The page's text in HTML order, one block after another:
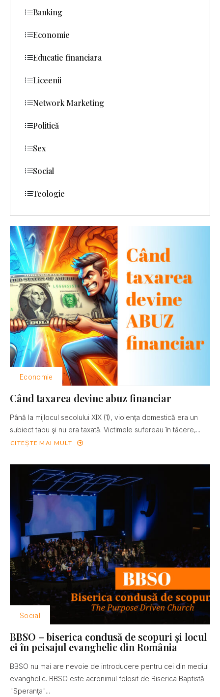
Economie
Când taxarea devine abuz financiar
Până la mijlocul secolului XIX (1), violenţa domestică era un
subiect tabu şi nu era taxată. Victimele sufereau în tăcere,...
CITEȘTE MAI MULT
Social
BBSO – biserica condusă de scopuri şi locul
ei în peisajul evanghelic din România
BBSO nu mai are nevoie de introducere pentru cei din mediul
evanghelic. BBSO este acronimul folosit de Biserica Baptistă
"Speranţa"...
Banking
Economie
Educatie financiara
Liceenii
Network Marketing
Politică
Sex
Social
Teologie